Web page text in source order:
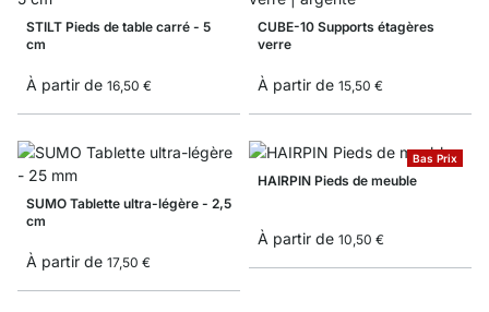
STILT Pieds de table carré - 5
cm
À partir de 16,50 €
CUBE-10 Supports étagères
verre
À partir de 15,50 €
SUMO Tablette ultra-légère - 2,5
cm
À partir de 17,50 €
Bas Prix
HAIRPIN Pieds de meuble
À partir de 10,50 €